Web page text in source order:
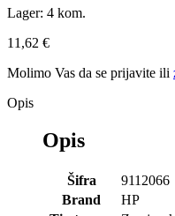
Lager: 4 kom.
11,62 €
Molimo Vas da se prijavite ili
Opis
Opis
Šifra
9112066
Brand
HP